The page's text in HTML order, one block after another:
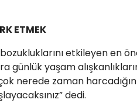
ETMEK
etkileyen en
günlük yaşam
nerede zaman
dedi.